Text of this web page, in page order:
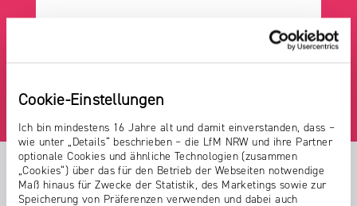
Cookie-Einstellungen
Ich bin mindestens 16 Jahre alt und damit einverstanden, dass –
wie unter „Details“ beschrieben – die LfM NRW und ihre Partner
optionale Cookies und ähnliche Technologien (zusammen
„Cookies“) über das für den Betrieb der Webseiten notwendige
Maß hinaus für Zwecke der Statistik, des Marketings sowie zur
Speicherung von Präferenzen verwenden und dabei auch